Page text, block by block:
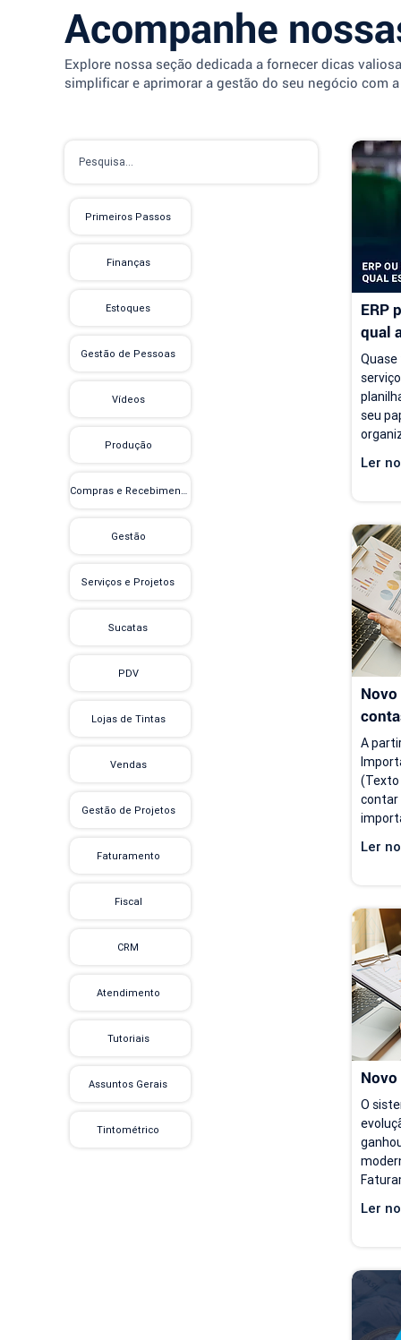
Acompanhe
Explore nossa seção dedicada a fornecer dicas
simplificar e aprimorar a gestão do seu negócio com
Primeiros Passos
Finanças
Estoques
Gestão de Pessoas
Vídeos
Produção
Compras e Recebimento
Gestão
Serviços e Projetos
Sucatas
PDV
Lojas de Tintas
Vendas
Gestão de Projetos
Faturamento
Fiscal
CRM
Atendimento
Tutoriais
Assuntos Gerais
Tintométrico
ERP
qual
seu
e
antes
Ler
A
(Texto
contar
de
Ler
O
partir
ficam
se
seu
Hoje,
de
Ler